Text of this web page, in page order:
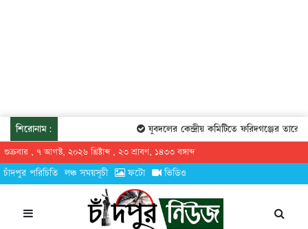
শিরোনাম: যুবদলের কেন্দ্রীয় কমিটিতে ফরিদগঞ্জের তারেকুর
শুক্রবার , ৭ আগস্ট, ২০২৬ খ্রিষ্টাব্দ , ২৩ শ্রাবণ, ১৪৩৩ বঙ্গাব্দ
চাঁদপুর পরিচিতি লঞ্চ সময়সূচী ফটো ভিডিও